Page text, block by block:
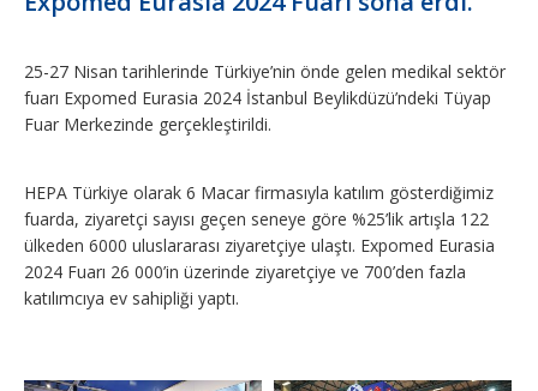
25-27 Nisan tarihlerinde Türkiye’nin önde gelen medikal sektör
fuarı Expomed Eurasia 2024 İstanbul Beylikdüzü’ndeki Tüyap
Fuar Merkezinde gerçekleştirildi.
HEPA Türkiye olarak 6 Macar firmasıyla katılım gösterdiğimiz
fuarda, ziyaretçi sayısı geçen seneye göre %25’lik artışla 122
ülkeden 6000 uluslararası ziyaretçiye ulaştı. Expomed Eurasia
2024 Fuarı 26 000’in üzerinde ziyaretçiye ve 700’den fazla
katılımcıya ev sahipliği yaptı.